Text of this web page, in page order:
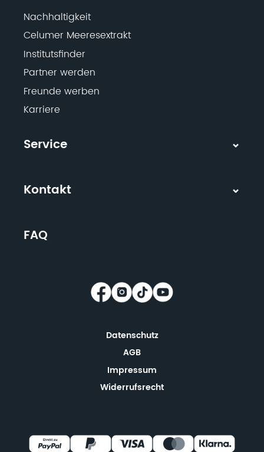
Nachhaltigkeit
Celumer Meeresextrakt
Institutsfinder
Partner werden
Freunde werben
Karriere
Service
Kontakt
FAQ
Datenschutz
AGB
Impressum
Widerrufsrecht